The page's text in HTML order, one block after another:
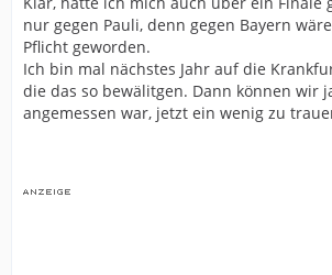
nur gegen Pauli, denn gegen Bayern
Pflicht geworden.
Ich bin mal nächstes Jahr auf die
die das so bewälitgen. Dann können wir
angemessen war, jetzt ein wenig zu